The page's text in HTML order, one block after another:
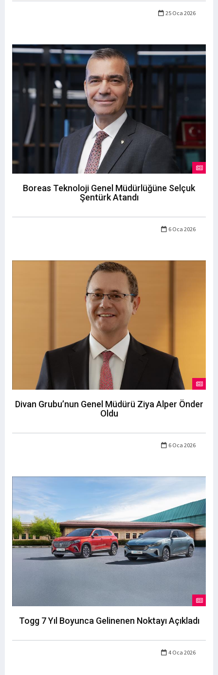
25 Oca 2026
Boreas Teknoloji Genel Müdürlüğüne Selçuk
Şentürk Atandı
6 Oca 2026
Divan Grubu’nun Genel Müdürü Ziya Alper Önder
Oldu
6 Oca 2026
Togg 7 Yıl Boyunca Gelinenen Noktayı Açıkladı
4 Oca 2026